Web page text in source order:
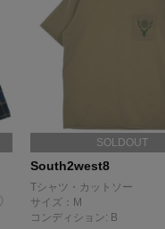
SOLDOUT
South2west8
Tシャツ・カットソー
サイズ：M
コンディション: B